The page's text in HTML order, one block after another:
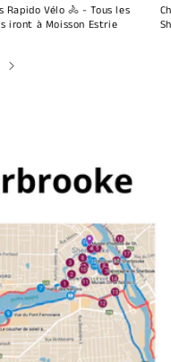
Rapido Vélo 🚴 - Tous les
iront à Moisson Estrie